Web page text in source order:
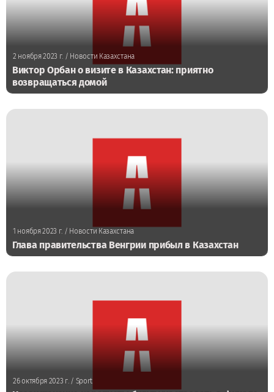
2 ноября 2023 г. / Новости Казахстана
Виктор Орбан о визите в Казахстан: приятно
возвращаться домой
1 ноября 2023 г. / Новости Казахстана
Глава правительства Венгрии прибыл в Казахстан
26 октября 2023 г./ Sport